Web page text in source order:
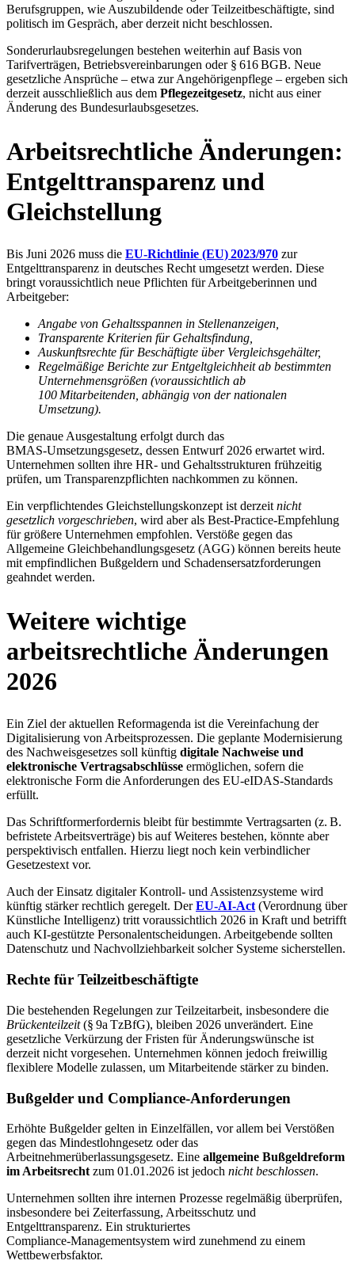
Berufsgruppen, wie Auszubildende oder Teilzeitbeschäftigte, sind
politisch im Gespräch, aber derzeit nicht beschlossen.
Sonderurlaubsregelungen bestehen weiterhin auf Basis von
Tarifverträgen, Betriebsvereinbarungen oder § 616 BGB. Neue
gesetzliche Ansprüche – etwa zur Angehörigenpflege – ergeben sich
derzeit ausschließlich aus dem Pflegezeitgesetz, nicht aus einer
Änderung des Bundesurlaubsgesetzes.
Arbeitsrechtliche Änderungen:
Entgelttransparenz und
Gleichstellung
Bis Juni 2026 muss die EU‑Richtlinie (EU) 2023/970 zur
Entgelttransparenz in deutsches Recht umgesetzt werden. Diese
bringt voraussichtlich neue Pflichten für Arbeitgeberinnen und
Arbeitgeber:
Angabe von Gehaltsspannen in Stellenanzeigen,
Transparente Kriterien für Gehaltsfindung,
Auskunftsrechte für Beschäftigte über Vergleichsgehälter,
Regelmäßige Berichte zur Entgeltgleichheit ab bestimmten
Unternehmensgrößen (voraussichtlich ab
100 Mitarbeitenden, abhängig von der nationalen
Umsetzung).
Die genaue Ausgestaltung erfolgt durch das
BMAS‑Umsetzungsgesetz, dessen Entwurf 2026 erwartet wird.
Unternehmen sollten ihre HR‑ und Gehaltsstrukturen frühzeitig
prüfen, um Transparenzpflichten nachkommen zu können.
Ein verpflichtendes Gleichstellungskonzept ist derzeit nicht
gesetzlich vorgeschrieben, wird aber als Best‑Practice‑Empfehlung
für größere Unternehmen empfohlen. Verstöße gegen das
Allgemeine Gleichbehandlungsgesetz (AGG) können bereits heute
mit empfindlichen Bußgeldern und Schadensersatzforderungen
geahndet werden.
Weitere wichtige
arbeitsrechtliche Änderungen
2026
Ein Ziel der aktuellen Reformagenda ist die Vereinfachung der
Digitalisierung von Arbeitsprozessen. Die geplante Modernisierung
des Nachweisgesetzes soll künftig digitale Nachweise und
elektronische Vertragsabschlüsse ermöglichen, sofern die
elektronische Form die Anforderungen des EU‑eIDAS‑Standards
erfüllt.
Das Schriftformerfordernis bleibt für bestimmte Vertragsarten (z. B.
befristete Arbeitsverträge) bis auf Weiteres bestehen, könnte aber
perspektivisch entfallen. Hierzu liegt noch kein verbindlicher
Gesetzestext vor.
Auch der Einsatz digitaler Kontroll- und Assistenzsysteme wird
künftig stärker rechtlich geregelt. DerEU‑AI‑Act(Verordnung über
Künstliche Intelligenz) tritt voraussichtlich 2026 in Kraft und betrifft
auch KI‑gestützte Personalentscheidungen. Arbeitgebende sollten
Datenschutz und Nachvollziehbarkeit solcher Systeme sicherstellen.
Rechte für Teilzeitbeschäftigte
Die bestehenden Regelungen zur Teilzeitarbeit, insbesondere die
Brückenteilzeit(§ 9a TzBfG), bleiben 2026 unverändert. Eine
gesetzliche Verkürzung der Fristen für Änderungswünsche ist
derzeit nicht vorgesehen. Unternehmen können jedoch freiwillig
flexiblere Modelle zulassen, um Mitarbeitende stärker zu binden.
Bußgelder und Compliance‑Anforderungen
Erhöhte Bußgelder gelten in Einzelfällen, vor allem bei Verstößen
gegen das Mindestlohngesetz oder das
Arbeitnehmerüberlassungsgesetz. Eine allgemeine Bußgeldreform
im Arbeitsrecht zum 01.01.2026 ist jedoch nicht beschlossen.
Unternehmen sollten ihre internen Prozesse regelmäßig überprüfen,
insbesondere bei Zeiterfassung, Arbeitsschutz und
Entgelttransparenz. Ein strukturiertes
Compliance‑Managementsystem wird zunehmend zu einem
Wettbewerbsfaktor.